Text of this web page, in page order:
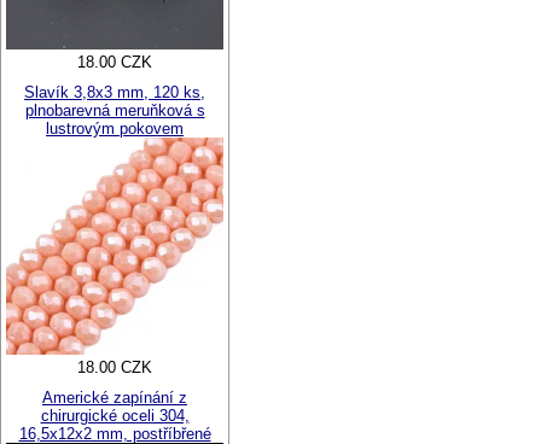
18.00 CZK
Slavík 3,8x3 mm, 120 ks,
plnobarevná meruňková s
lustrovým pokovem
18.00 CZK
Americké zapínání z
chirurgické oceli 304,
16,5x12x2 mm, postříbřené